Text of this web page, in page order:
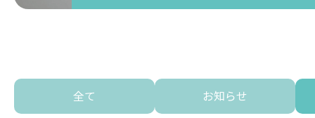
全て お知らせ